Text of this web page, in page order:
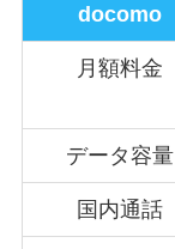
docomo
月額料金
データ容量
国内通話